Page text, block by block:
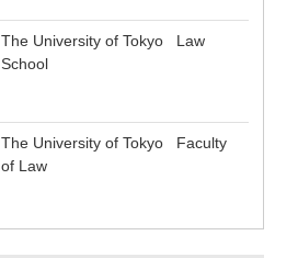
The University of Tokyo Law
School
The University of Tokyo Faculty
of Law